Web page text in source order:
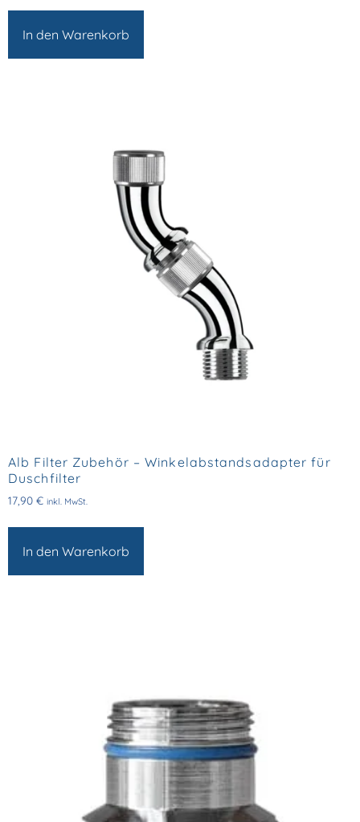
In den Warenkorb
Alb Filter Zubehör – Winkelabstandsadapter für
Duschfilter
17,90 € inkl. MwSt.
In den Warenkorb